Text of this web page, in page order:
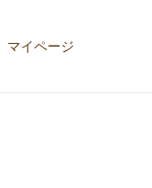
マイページ